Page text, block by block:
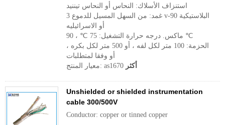
استنزاف الأسلاك: النحاس أو النحاس تيننيد
غمد: من السهل المسيل للدموع 3 v-90 البلاستيكية
أو الاسرائيليه
ماكس. درجه حرارة التشغيل: 75 ℃ ، 90 ℃
الحزمة: 100 متر لكل لفه ، أو 500 متر لكل بكره ،
أو وفقا لمتطلبات
معيار المنتج: as1670 أكثر
Unshielded or shielded instrumentation
cable 300/500V
Conductor: copper or tinned copper